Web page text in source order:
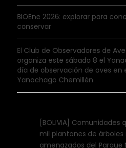
BIOEne 2026: explorar para
conservar
El Club de Observadores de
organiza este sábado 8 el
día de observación de aves en
Yanachaga Chemillén
[BOLIVIA]
mil plantones de
amenazados del Parque